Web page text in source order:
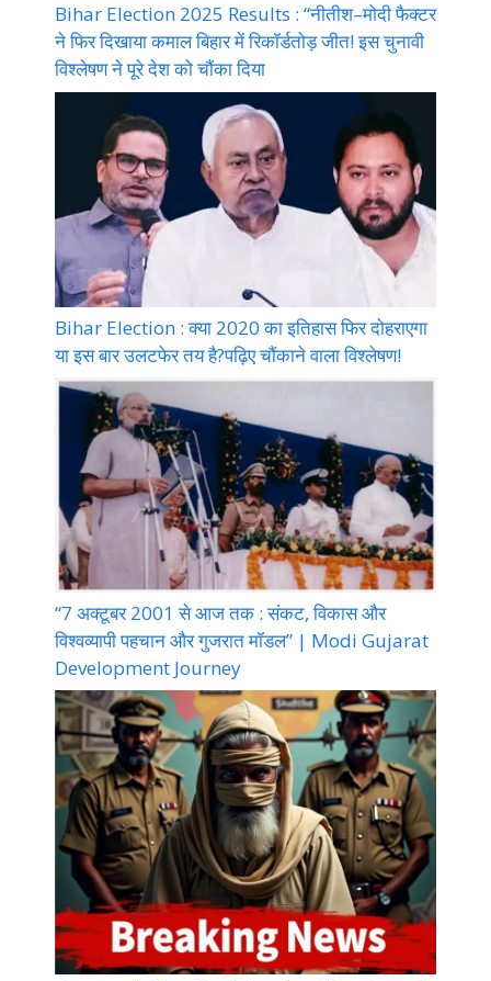
Bihar Election 2025 Results : “नीतीश–मोदी फैक्टर
ने फिर दिखाया कमाल बिहार में रिकॉर्डतोड़ जीत! इस चुनावी
विश्लेषण ने पूरे देश को चौंका दिया
Bihar Election : क्या 2020 का इतिहास फिर दोहराएगा
या इस बार उलटफेर तय है?पढ़िए चौंकाने वाला विश्लेषण!
“7 अक्टूबर 2001 से आज तक : संकट, विकास और
विश्वव्यापी पहचान और गुजरात मॉडल” | Modi Gujarat
Development Journey